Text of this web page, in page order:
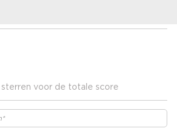
voor de totale score